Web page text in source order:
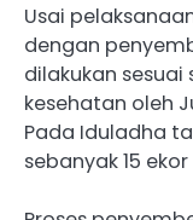
Usai
dengan
dilakukan
kesehatan oleh
Pada Iduladha
sebanyak 15